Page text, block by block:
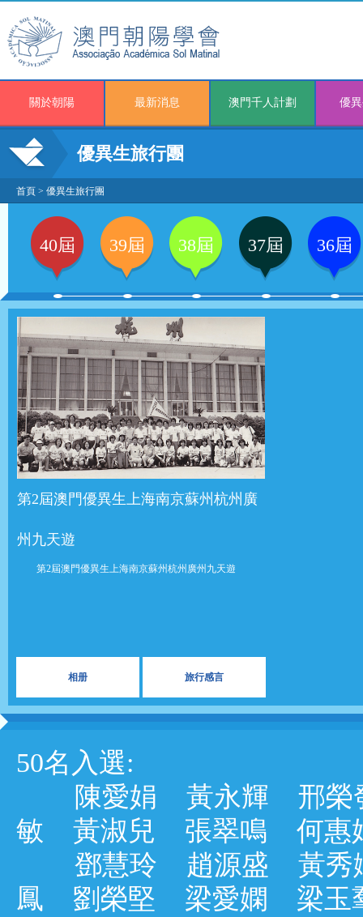
關於朝陽 最新消息 澳門千人計劃 優
優異生旅行團
首頁 > 優異生旅行團
40屆 39屆 38屆 37屆 36屆
第2屆澳門優異生上海南京蘇州杭​​州廣
州九天遊
第2屆澳門優異生上海南京蘇州杭​​州廣州九天遊
相册 旅行感言
50名入選:
陳愛娟 黃永輝 邢榮
敏 黃淑兒 張翠鳴 何惠
鄧慧玲 趙源盛 黃秀
鳳 劉榮堅 梁愛嫻 梁玉